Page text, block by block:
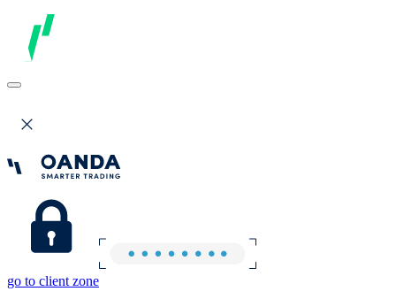
go to client zone